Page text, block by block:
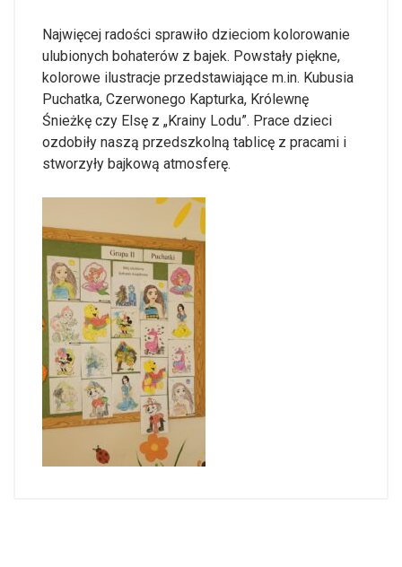
Najwięcej radości sprawiło dzieciom kolorowanie
ulubionych bohaterów z bajek. Powstały piękne,
kolorowe ilustracje przedstawiające m.in. Kubusia
Puchatka, Czerwonego Kapturka, Królewnę
Śnieżkę czy Elsę z „Krainy Lodu”. Prace dzieci
ozdobiły naszą przedszkolną tablicę z pracami i
stworzyły bajkową atmosferę.